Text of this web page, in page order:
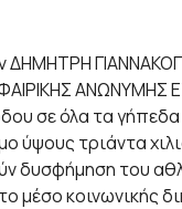
ΔΗΜΗΤΡΗ
ΑΝΩΝΥΜΗΣ
σε όλα τα
ύψους τριάντα
δυσφήμηση του
μέσο κοινωνικής